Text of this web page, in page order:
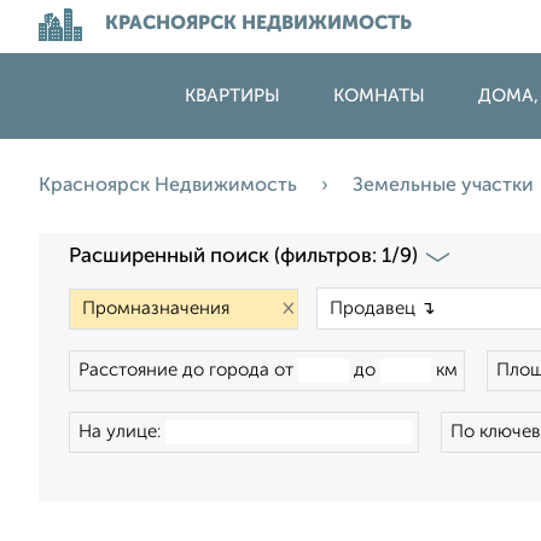
КРАСНОЯРСК НЕДВИЖИМОСТЬ
КВАРТИРЫ КОМНАТЫ ДОМА,
Красноярск Недвижимость Земельные участки
Расширенный поиск (фильтров: 1/9)
×
Расстояние до города от до км
На улице: По